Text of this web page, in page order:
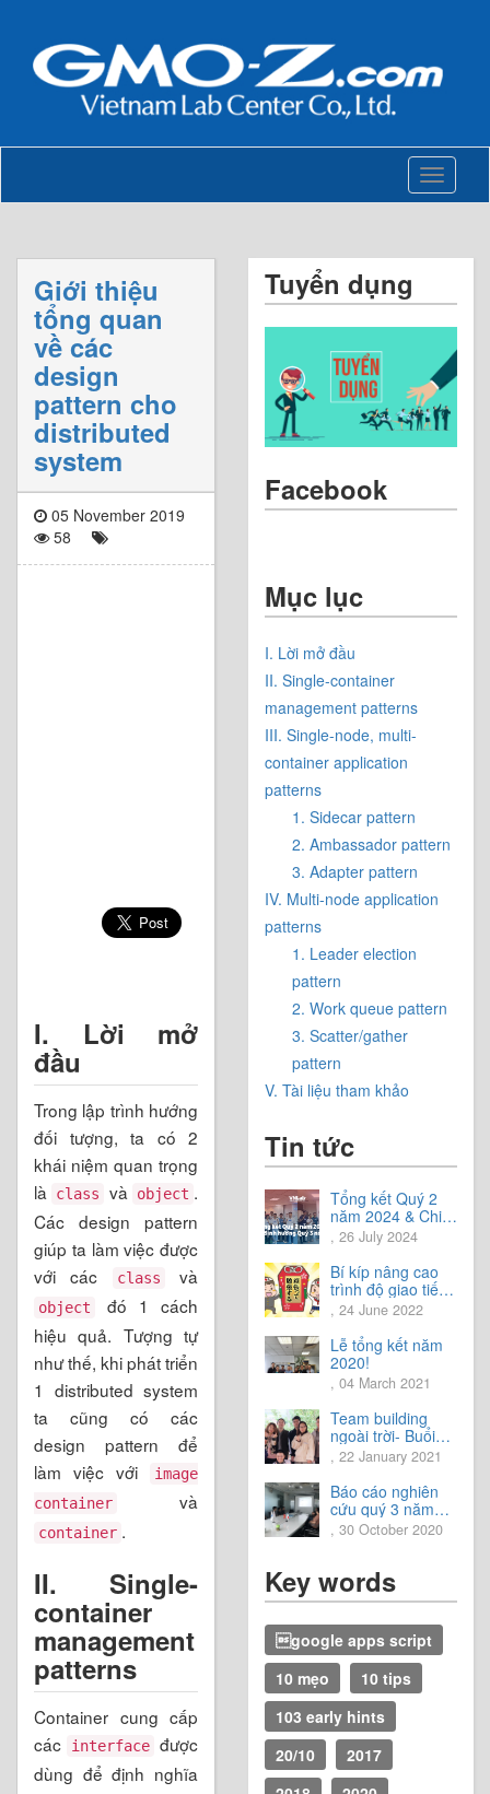
Toggle
Giới thiệu
tổng quan
về các
design
pattern cho
distributed
system
05 November 2019
58
I. Lời mở
đầu
Trong lập trình hướng
đối tượng, ta có 2
khái niệm quan trọng
là
class và object .
Các design pattern
giúp ta làm việc được
với các
class và
object
đó 1 cách
hiệu quả. Tượng tự
như thế, khi phát triển
1 distributed system
ta cũng có các
design pattern để
làm việc với
image
container
và
container .
II. Single-
container
management
patterns
Container cung cấp
các
interface được
dùng để định nghĩa
Tuyển dụng
Facebook
Mục lục
I. Lời mở đầu
II. Single-container
management patterns
III. Single-node, multi-
container application
patterns
1. Sidecar pattern
2. Ambassador pattern
3. Adapter pattern
IV. Multi-node application
patterns
1. Leader election
pattern
2. Work queue pattern
3. Scatter/gather
pattern
V. Tài liệu tham khảo
Tin tức
Tổng kết Quý 2
năm 2024 & Chia
sẻ định hướng
Quý 3 năm 2024
, 26 July 2024
Bí kíp nâng cao
trình độ giao tiếp
tiếng Nhật.
, 24 June 2022
Lễ tổng kết năm
2020!
, 04 March 2021
Team building
ngoài trời- Buổi
trải nghiệm tuyệt
vời.
, 22 January 2021
Báo cáo nghiên
cứu quý 3 năm
2020
, 30 October 2020
Key words
google apps script
10 mẹo
10 tips
103 early hints
20/10
2017